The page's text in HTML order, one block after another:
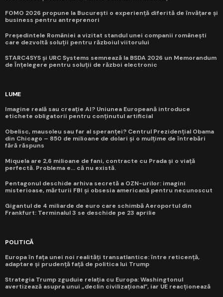
FOMO 2026 propune la București o experiență diferită de învățare și
business pentru antreprenori
Președintele României a vizitat standul unei companii românești
care dezvoltă soluții pentru războiul viitorului
STARC4SYS și URC Systems semnează la BSDA 2026 un Memorandum
de Înțelegere pentru soluții de război electronic
LUME
Imagine reală sau creație AI? Uniunea Europeană introduce
etichete obligatorii pentru conținutul artificial
Obelisc, mausoleu sau far al speranței? Centrul Prezidențial Obama
din Chicago – 850 de milioane de dolari și o mulțime de întrebări
fără răspuns
Miquela are 2,6 milioane de fani, contracte cu Prada și o viață
perfectă. Problema e... că nu există.
Pentagonul deschide arhiva secretă a OZN-urilor: imagini
misterioase, mărturii FBI și obsesia americană pentru necunoscut
Gigantul de 4 miliarde de euro care schimbă Aeroportul din
Frankfurt: Terminalul 3 se deschide pe 23 aprilie
POLITICĂ
Europa în fața unei noi realități transatlantice: între reticență,
adaptare și prudență față de politica lui Trump
Strategia Trump zguduie relația cu Europa: Washingtonul
avertizează asupra unui „declin civilizațional”, iar UE reacționează